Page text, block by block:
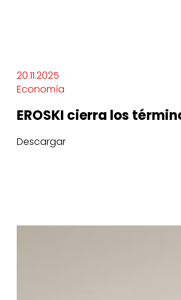
20.11.2025
Economía
EROSKI cierra los
Descargar